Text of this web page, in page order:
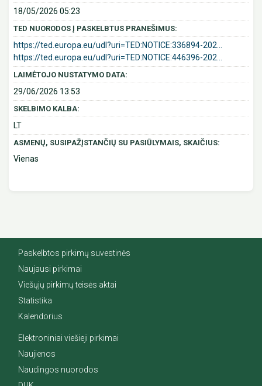
18/05/2026 05:23
TED NUORODOS Į PASKELBTUS PRANEŠIMUS:
https://ted.europa.eu/udl?uri=TED:NOTICE:336894-202...
https://ted.europa.eu/udl?uri=TED:NOTICE:446396-202...
LAIMĖTOJO NUSTATYMO DATA:
29/06/2026 13:53
SKELBIMO KALBA:
LT
ASMENŲ, SUSIPAŽĮSTANČIŲ SU PASIŪLYMAIS, SKAIČIUS:
Vienas
Paskelbtos pirkimų suvestinės
Naujausi pirkimai
Viešųjų pirkimų teisės aktai
Statistika
Kalendorius
Elektroniniai viešieji pirkimai
Naujienos
Naudingos nuorodos